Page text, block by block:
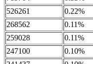
526261
0.22%
268562
0.11%
259028
0.11%
247100
0.10%